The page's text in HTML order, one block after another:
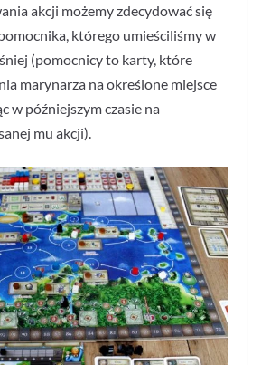
akcji możemy zdecydować się
którego umieściliśmy w
(pomocnicy to karty, które
marynarza na określone miejsce
w późniejszym czasie na
mu akcji).